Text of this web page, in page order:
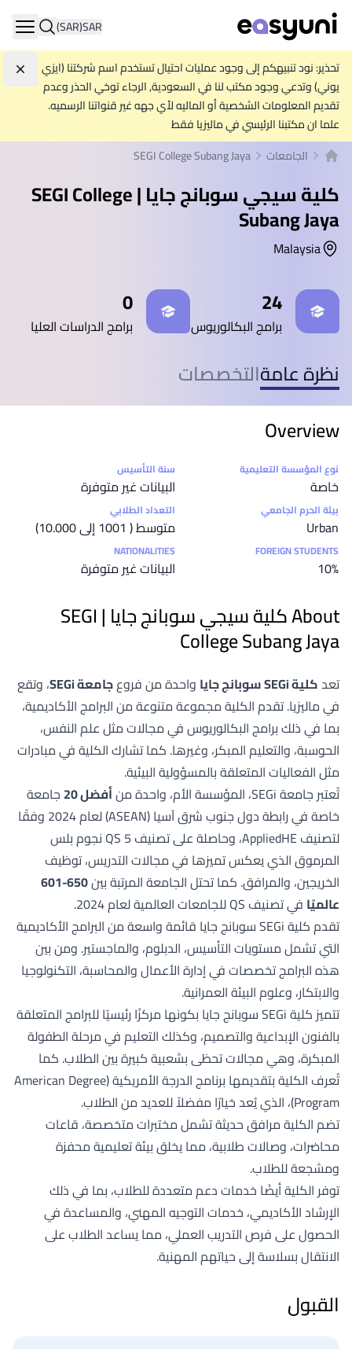
SAR
(SAR)
تحذير: نود تنبيهكم إلى وجود عمليات احتيال تستخدم اسم شركتنا (ايزي
يوني) وتدعي وجود مكتب لنا في السعودية, الرجاء توخي الحذر وعدم
تقديم المعلومات الشخصية أو الماليه لأي جهه غير قنواتنا الرسميه.
علما ان مكتبنا الرئيسي في ماليزيا فقط
الجامعات SEGI College Subang Jaya
كلية سيجي سوبانج جايا | SEGI College
Subang Jaya
Malaysia
24
برامج البكالوريوس
0
برامج الدراسات العليا
نظرة عامةالتخصصات
Overview
Statistics
نوع المؤسسة التعليمية
خاصة
سنة التأسيس
البيانات غير متوفرة
بيئة الحرم الجامعي
Urban
التعداد الطلابي
متوسط ( 1001 إلى 10.000)
FOREIGN STUDENTS
10%
NATIONALITIES
البيانات غير متوفرة
About كلية سيجي سوبانج جايا | SEGI
College Subang Jaya
تعدكلية SEGi سوبانج جايا واحدة من فروعجامعة SEGi
، وتقع
في ماليزيا. تقدم الكلية مجموعة متنوعة من البرامج الأكاديمية،
بما في ذلك برامج البكالوريوس في مجالات مثل علم النفس،
الحوسبة، والتعليم المبكر، وغيرها. كما تشارك الكلية في مبادرات
مثل الفعاليات المتعلقة بالمسؤولية البيئية.
تُعتبر جامعة SEGi، المؤسسة الأم، واحدة من
أفضل 20
جامعة
خاصة في رابطة دول جنوب شرق آسيا (ASEAN) لعام 2024 وفقًا
لتصنيف AppliedHE، وحاصلة على تصنيف QS 5 نجوم بلس
المرموق الذي يعكس تميزها في مجالات التدريس، توظيف
الخريجين، والمرافق. كما تحتل الجامعة المرتبة بين650-601
عالميًا في تصنيف QS للجامعات العالمية لعام 2024.
تقدم كلية SEGi سوبانج جايا قائمة واسعة من البرامج الأكاديمية
التي تشمل مستويات التأسيس، الدبلوم، والماجستير. ومن بين
هذه البرامج تخصصات في إدارة الأعمال والمحاسبة، التكنولوجيا
والابتكار، وعلوم البيئة العمرانية.
تتميز كلية SEGi سوبانج جايا بكونها مركزًا رئيسيًا للبرامج المتعلقة
بالفنون الإبداعية والتصميم، وكذلك التعليم في مرحلة الطفولة
المبكرة، وهي مجالات تحظى بشعبية كبيرة بين الطلاب. كما
تُعرف الكلية بتقديمها برنامج الدرجة الأمريكية (American Degree
Program)، الذي يُعد خيارًا مفضلاً للعديد من الطلاب.
تضم الكلية مرافق حديثة تشمل مختبرات متخصصة، قاعات
محاضرات، وصالات طلابية، مما يخلق بيئة تعليمية محفزة
ومشجعة للطلاب.
توفر الكلية أيضًا خدمات دعم متعددة للطلاب، بما في ذلك
الإرشاد الأكاديمي، خدمات التوجيه المهني، والمساعدة في
الحصول على فرص التدريب العملي، مما يساعد الطلاب على
الانتقال بسلاسة إلى حياتهم المهنية.
القبول